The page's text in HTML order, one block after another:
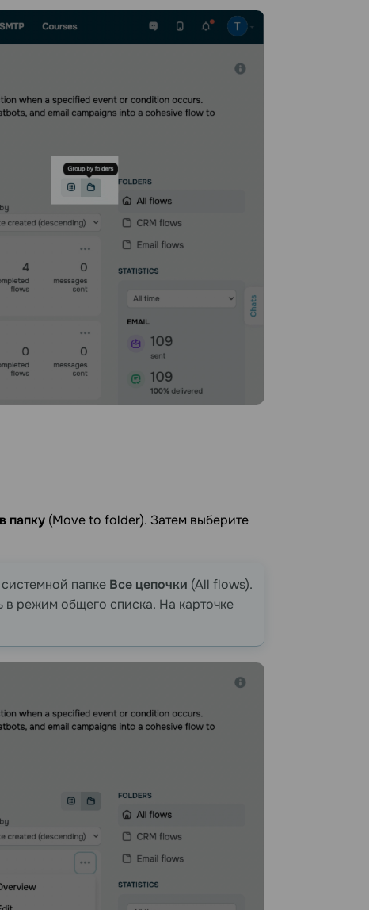
папку (Move to folder). Затем выберите
папке Все цепочки (All flows).
в режим общего списка. На карточке